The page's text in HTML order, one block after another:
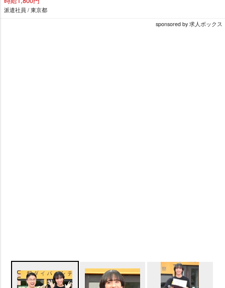
派遣社員 / 東京都
sponsored by 求人ボックス